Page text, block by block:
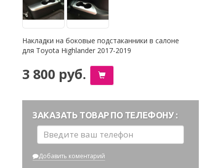
Накладки на боковые подстаканники в салоне
для Toyota Highlander 2017-2019
3 800 руб.
ЗАКАЗАТЬ ТОВАР ПО ТЕЛЕФОНУ :
Добавить коментарий